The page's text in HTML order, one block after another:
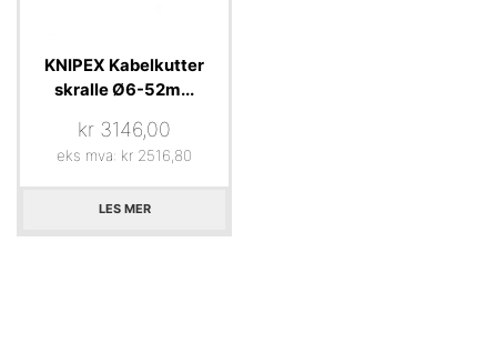
KNIPEX Kabelkutter
skralle Ø6-52m...
kr 3146,00
eks mva: kr 2516,80
LES MER